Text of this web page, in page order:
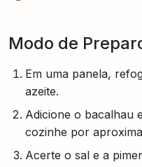
Modo de
Em uma panela,
azeite.
Adicione o bacalhau
cozinhe por
Acerte o sal e a